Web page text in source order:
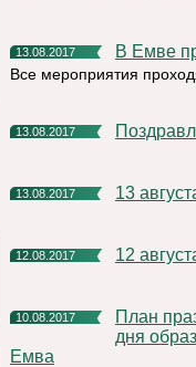
13.08.2017 В Емве
Все мероприятия
13.08.2017
13.08.2017 13
12.08.2017 12
10.08.2017
План праздничных мероприятий, посвященных 96-летию со
дня
Емва